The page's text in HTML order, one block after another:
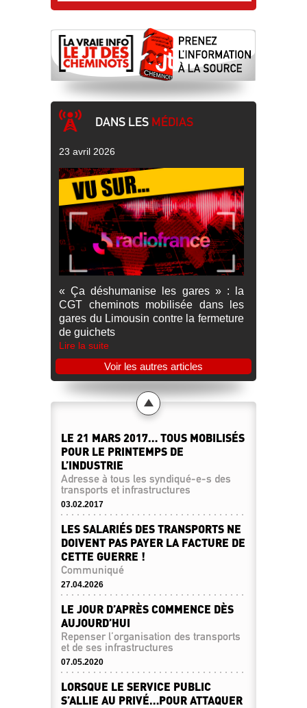
DANS LES MÉDIAS
23 avril 2026
« Ça déshumanise les gares » : la
CGT cheminots mobilisée dans les
gares du Limousin contre la fermeture
de guichets
Lire la suite
Voir les autres articles
LE 21 MARS 2017… TOUS MOBILISÉS
POUR LE PRINTEMPS DE
L’INDUSTRIE
Adresse à tous les syndiqué-e-s des
transports et infrastructures
03.02.2017
LES SALARIÉS DES TRANSPORTS NE
DOIVENT PAS PAYER LA FACTURE DE
CETTE GUERRE !
Communiqué
27.04.2026
LE JOUR D’APRÈS COMMENCE DÈS
AUJOURD’HUI
Repenser l’organisation des transports
et de ses infrastructures
07.05.2020
LORSQUE LE SERVICE PUBLIC
S’ALLIE AU PRIVÉ…POUR ATTAQUER